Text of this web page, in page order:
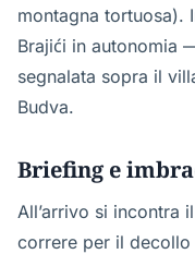
montagna tortuosa).
Brajići in autonomia
segnalata sopra il
Budva.
Briefing e
All’arrivo si incontra
correre per il decollo